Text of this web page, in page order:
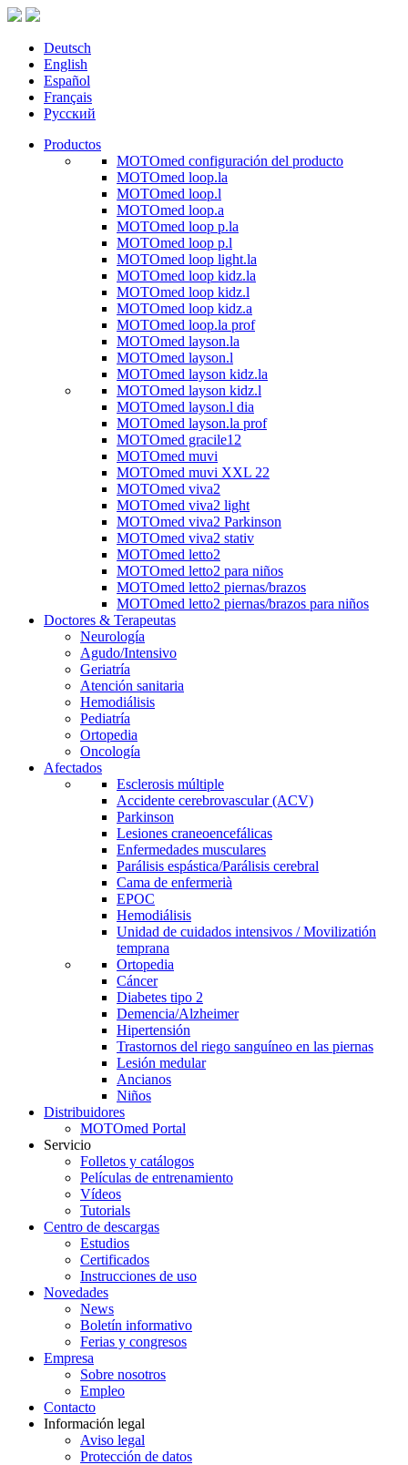
Deutsch
English
Español
Français
Русский
Productos
MOTOmed configuración del producto
MOTOmed loop.la
MOTOmed loop.l
MOTOmed loop.a
MOTOmed loop p.la
MOTOmed loop p.l
MOTOmed loop light.la
MOTOmed loop kidz.la
MOTOmed loop kidz.l
MOTOmed loop kidz.a
MOTOmed loop.la prof
MOTOmed layson.la
MOTOmed layson.l
MOTOmed layson kidz.la
MOTOmed layson kidz.l
MOTOmed layson.l dia
MOTOmed layson.la prof
MOTOmed gracile12
MOTOmed muvi
MOTOmed muvi XXL 22
MOTOmed viva2
MOTOmed viva2 light
MOTOmed viva2 Parkinson
MOTOmed viva2 stativ
MOTOmed letto2
MOTOmed letto2 para niños
MOTOmed letto2 piernas/brazos
MOTOmed letto2 piernas/brazos para niños
Doctores & Terapeutas
Neurología
Agudo/Intensivo
Geriatría
Atención sanitaria
Hemodiálisis
Pediatría
Ortopedia
Oncología
Afectados
Esclerosis múltiple
Accidente cerebrovascular (ACV)
Parkinson
Lesiones craneoencefálicas
Enfermedades musculares
Parálisis espástica/Parálisis cerebral
Cama de enfermerià
EPOC
Hemodiálisis
Unidad de cuidados intensivos / Movilizatión
temprana
Ortopedia
Cáncer
Diabetes tipo 2
Demencia/Alzheimer
Hipertensión
Trastornos del riego sanguíneo en las piernas
Lesión medular
Ancianos
Niños
Distribuidores
MOTOmed Portal
Servicio
Folletos y catálogos
Películas de entrenamiento
Vídeos
Tutorials
Centro de descargas
Estudios
Certificados
Instrucciones de uso
Novedades
News
Boletín informativo
Ferias y congresos
Empresa
Sobre nosotros
Empleo
Contacto
Información legal
Aviso legal
Protección de datos